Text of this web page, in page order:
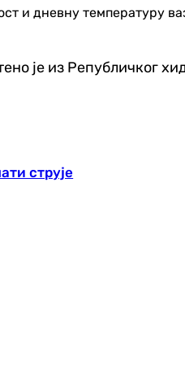
и дневну температуру
је из Републичког
струје